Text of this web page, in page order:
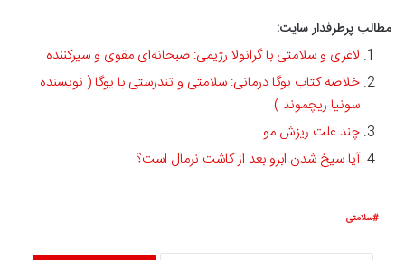
مطالب پرطرفدار سایت:
لاغری و سلامتی با گرانولا رژیمی: صبحانه‌ای مقوی و سیرکننده
خلاصه کتاب یوگا درمانی: سلامتی و تندرستی با یوگا ( نویسنده
سونیا ریچموند )
چند علت ریزش مو
آیا سیخ شدن ابرو بعد از کاشت نرمال است؟
سلامتی